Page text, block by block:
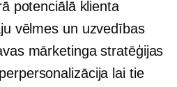
potenciālā klienta
vēlmes un uzvedības
mārketinga stratēģijas
lai tie